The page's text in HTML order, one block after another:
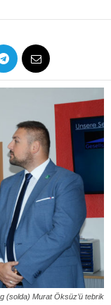
(solda) Murat Öksüz’ü tebrik